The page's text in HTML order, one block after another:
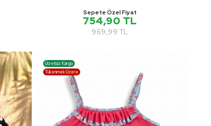
Sepete Özel Fiyat
754,90 TL
969,99 TL
Ücretsiz Kargo
Tükenmek Üzere